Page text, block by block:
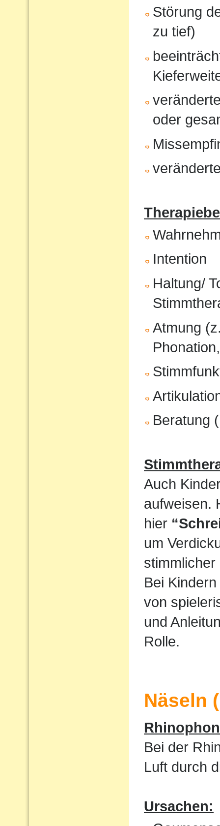
Störung
zu tief)
oder
Intention
Haltung/
Atmung
Beratung
Auch
aufweisen.
hier
um
Bei
von
und
Rolle.
Näseln
Bei der
Luft durch
Ursachen: